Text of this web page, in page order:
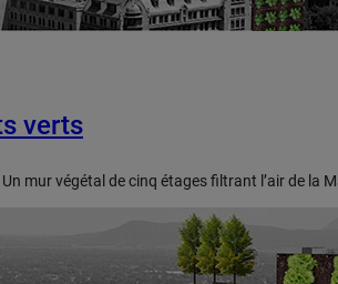
verts
mur végétal de cinq étages filtrant l’air de